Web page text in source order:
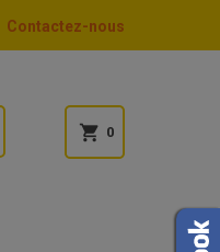
Contactez-nous
shopping_cart 0